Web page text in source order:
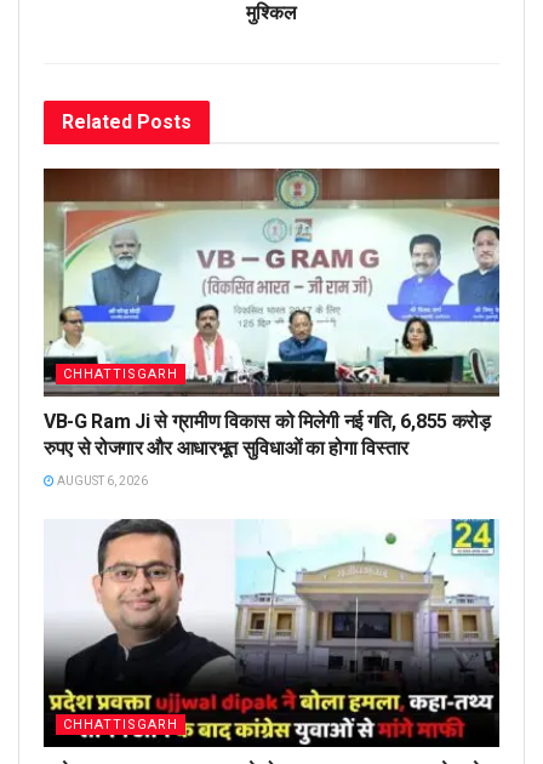
मुश्किल
Related Posts
CHHATTISGARH
VB-G Ram Ji से ग्रामीण विकास को मिलेगी नई गति, 6,855 करोड़
रुपए से रोजगार और आधारभूत सुविधाओं का होगा विस्तार
AUGUST 6, 2026
CHHATTISGARH